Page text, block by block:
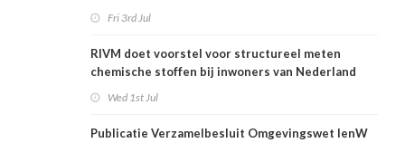
Fri 3rd Jul
RIVM doet voorstel voor structureel meten
chemische stoffen bij inwoners van Nederland
Wed 1st Jul
Publicatie Verzamelbesluit Omgevingswet IenW